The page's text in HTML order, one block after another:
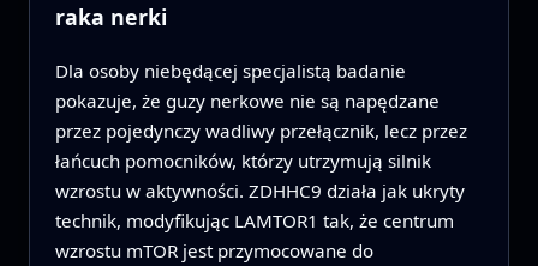
raka nerki
Dla osoby niebędącej specjalistą badanie
pokazuje, że guzy nerkowe nie są napędzane
przez pojedynczy wadliwy przełącznik, lecz przez
łańcuch pomocników, którzy utrzymują silnik
wzrostu w aktywności. ZDHHC9 działa jak ukryty
technik, modyfikując LAMTOR1 tak, że centrum
wzrostu mTOR jest przymocowane do